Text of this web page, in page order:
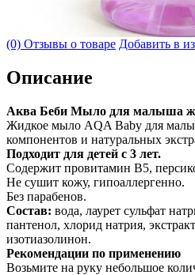
(0) Отзывы о товаре Добавить в
Описание
Аква Беби Мыло для малыша
Жидкое мыло AQA Baby для
компонентов и натуральных
Подходит для детей с 3 лет.
Содержит провитамин В5,
Не сушит кожу, гипоаллергенно.
Без парабенов.
Состав: вода, лаурет сульфат
пантенол, хлорид натрия,
изотиазолинон.
Рекомендации по применению
Возьмите на руку небольшое